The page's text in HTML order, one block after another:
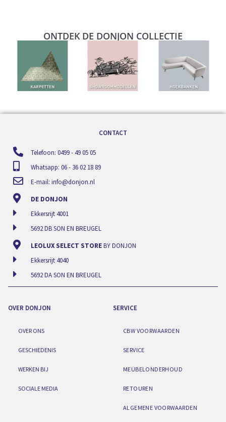
ONTDEK DE DONJON COLLECTIE
CONTACT
Telefoon: 0499 - 49 05 05
Whatsapp: 06 - 36 02 18 89
E-mail: info@donjon.nl
DE DONJON
Ekkersrijt 4001
5692 DB SON EN BREUGEL
LEOLUX SELECT STOREBY DONJON
Ekkersrijt 4040
5692 DA SON EN BREUGEL
OVER DONJON
OVER ONS
GESCHIEDENIS
WERKEN BIJ
SOCIALE MEDIA
SERVICE
CBW VOORWAARDEN
SERVICE
MEUBELONDERHOUD
RETOUREN
ALGEMENE VOORWAARDEN